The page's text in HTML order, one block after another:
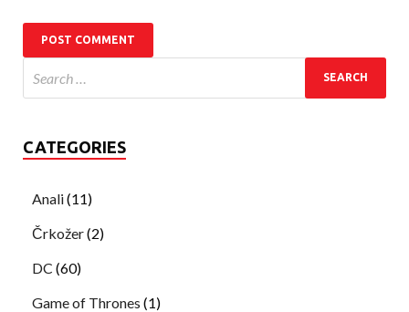
CATEGORIES
Anali(11)
Črkožer(2)
DC (60)
Game of Thrones (1)